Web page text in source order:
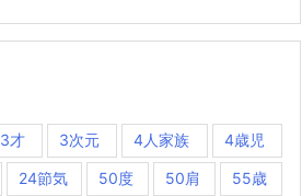
3才 3次元 4人家族 4歳児
24節気 50度 50肩 55歳